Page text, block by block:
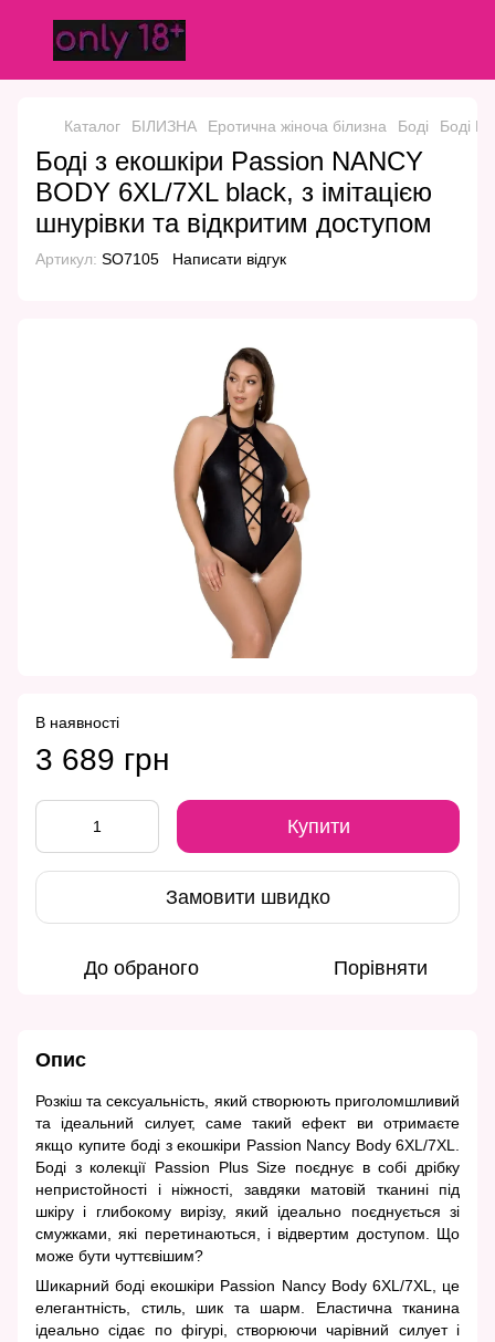
Каталог БІЛИЗНА Еротична жіноча білизна Боді Боді
Боді з екошкіри Passion NANCY
BODY 6XL/7XL black, з імітацією
шнурівки та відкритим доступом
Артикул: SO7105 Написати відгук
В наявності
3 689 грн
Купити
Замовити швидко
До обраного Порівняти
Опис
Розкіш та сексуальність, який створюють приголомшливий
та ідеальний силует, саме такий ефект ви отримаєте
якщо купите боді з екошкіри Passion Nancy Body 6XL/7XL.
Боді з колекції Passion Plus Size поєднує в собі дрібку
непристойності і ніжності, завдяки матовій тканині під
шкіру і глибокому вирізу, який ідеально поєднується зі
смужками, які перетинаються, і відвертим доступом. Що
може бути чуттєвішим?
Шикарний боді екошкіри Passion Nancy Body 6XL/7XL, це
елегантність, стиль, шик та шарм. Еластична тканина
ідеально сідає по фігурі, створюючи чарівний силует і